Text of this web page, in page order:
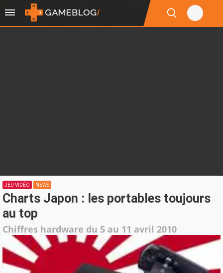
JEU VIDÉO NEWS
Charts Japon : les portables toujours
au top
Chiffres hardware du 5 au 11 avril 2010